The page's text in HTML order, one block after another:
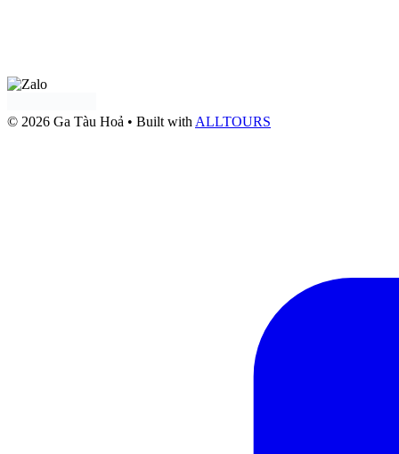
© 2026 Ga Tàu Hoả • Built with ALLTOURS